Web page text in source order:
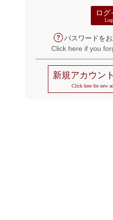
ログ
パスワードを
Click here if you
新規アカウン
Click here for new